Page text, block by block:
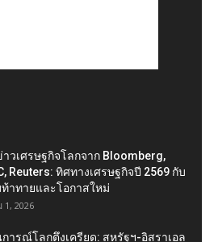
วเศรษฐกิจโลกจาก Bloomberg,
Reuters: ทิศทางเศรษฐกิจปี 2569 กับ
าทายและโอกาสใหม่
1, 2026
ารณ์โลกตึงเครียด: สหรัฐฯ-อิสราเอล